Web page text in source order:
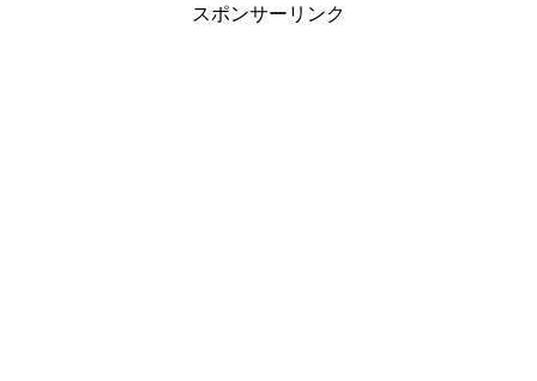
スポンサーリンク